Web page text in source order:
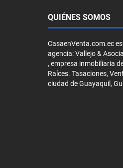
QUIÉNES SOMOS
CasaenVenta.com.ec
agencia: Vallejo &
, empresa inmobiliaria
Raíces. Tasaciones,
ciudad de Guayaquil,